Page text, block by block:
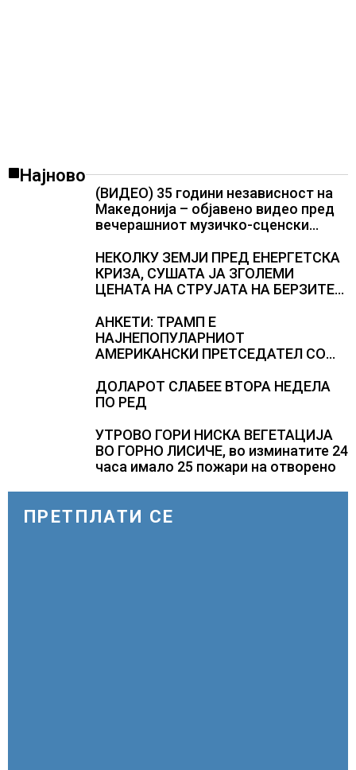
Најново
(ВИДЕО) 35 години независност на
Македонија – објавено видео пред
вечерашниот музичко-сценски
НЕКОЛКУ ЗЕМЈИ ПРЕД ЕНЕРГЕТСКА
КРИЗА, СУШАТА ЈА ЗГОЛЕМИ
ЦЕНАТА НА СТРУЈАТА НА БЕРЗИТЕ
АНКЕТИ: ТРАМП Е
НАЈНЕПОПУЛАРНИОТ
АМЕРИКАНСКИ ПРЕТСЕДАТЕЛ СО
резултатите од последните анкети
ДОЛАРОТ СЛАБЕЕ ВТОРА НЕДЕЛА
ПО РЕД
УТРОВО ГОРИ НИСКА ВЕГЕТАЦИЈА
ВО ГОРНО ЛИСИЧЕ, во изминатите 24
часа имало 25 пожари на отворено
ПРЕТПЛАТИ СЕ